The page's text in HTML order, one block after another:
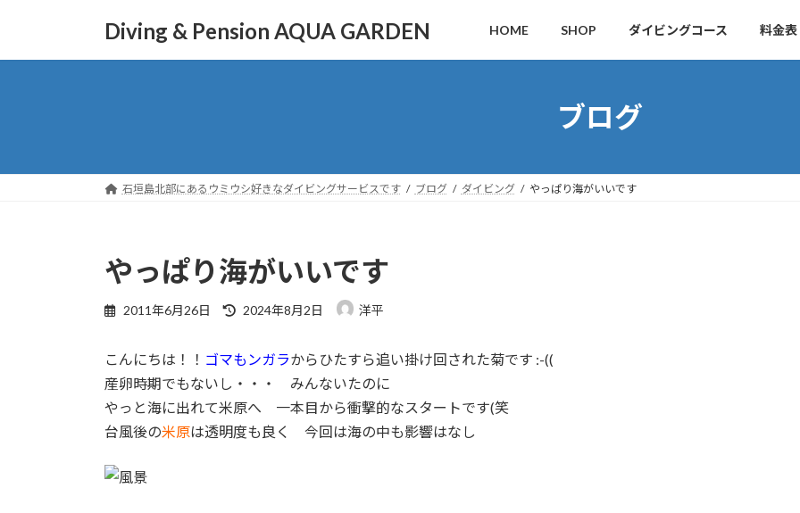
Diving & Pension AQUA GARDEN HOME SHOP ダイビングコース 料金表
ブログ
石垣島北部にあるウミウシ好きなダイビングサービスです ブログ ダイビング やっぱり海がいいです
やっぱり海がいいです
2011年6月26日
最
新
:
2024年8月2日 洋平
こんにちは！！ ゴマもンガラからひたすら追い掛け回された菊です :-((
産卵時期でもないし・・・ みんないたのに
やっと海に出れて米原へ 一本目から衝撃的なスタートです(笑
台風後の米原は透明度も良く 今回は海の中も影響はなし